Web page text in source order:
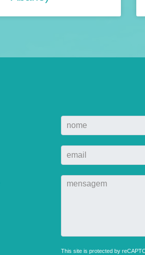
This site is protected by